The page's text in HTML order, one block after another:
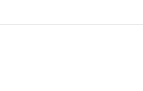
finalizzata alla conclusione di
aperta, per il servizio